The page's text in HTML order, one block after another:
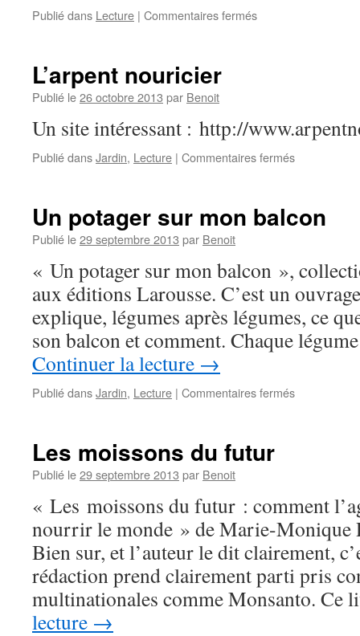
Publié dans Lecture | Commentaires ferméssur
de
Rabhi
L’arpent nouricier
Publié le26 octobre 2013 par Benoit
Un site intéressant : http://
Publié dansJardin, Lecture | Commentaires ferméssur
Un potager sur mon balcon
Publié le29 septembre 2013 par Benoit
« Un potager sur mon balcon »,
aux éditions Larousse. C’est un
explique, légumes après légumes, ce
son balcon et comment. Chaque
Continuer la lecture →
Publié dansJardin, Lecture | Commentaires ferméssur
Les moissons du futur
Publié le29 septembre 2013 par Benoit
« Les moissons du futur : comment
nourrir le monde » de Marie-Monique
Bien sur, et l’auteur le dit clairement,
rédaction prend clairement parti pris
multinationales comme Monsanto.
lecture →